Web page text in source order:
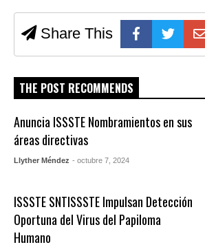
Share This
THE POST RECOMMENDS
Anuncia ISSSTE Nombramientos en sus
áreas directivas
Llyther Méndez - octubre 7, 2024
ISSSTE SNTISSSTE Impulsan Detección
Oportuna del Virus del Papiloma
Humano